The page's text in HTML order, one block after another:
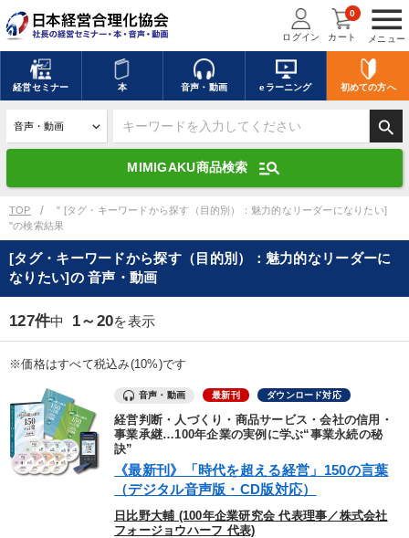
menu
メニュー
ログイン カート
0
経営セミナー 本 音声・動画 eラーニング 初めての方へ
search
MIMIGAKU商品検索 manage_search
キーワードを入力して探す
デジタル版対応のみ検索結果に表示する
search 上記の条件で検索
mic 講演収録物を探す
ます
カテゴリー
優秀各社の智恵と戦略 事業家のロマンと経営
若手異才経営者の発想
リーダーの器量を学ぶ
TOP
" [タグ・キーワードから探す（目的別）：魅力的なリーダーになりたい]
"の検索結果
[タグ・キーワードから探す（目的別）：魅力的なリーダーに
なりたい]の 音声・動画
127件中 1～20を表示
※価格はすべて税込み(10%)です
音声・動画 最新刊 ダウンロード対応
経営判断・人づくり・商品サービス・会社の信用・
事業承継…100年企業の実例に学ぶ“事業永続の秘
訣”
《最新刊》「時代を超える経営」150の言葉
（デジタル音声版・CD版対応）
日比野大輔 (100年企業研究会 代表理事／株式会社
フォージョウハーフ 代表)